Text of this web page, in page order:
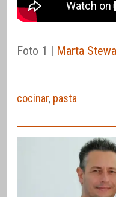
Foto 1 | Marta
cocinar, pasta